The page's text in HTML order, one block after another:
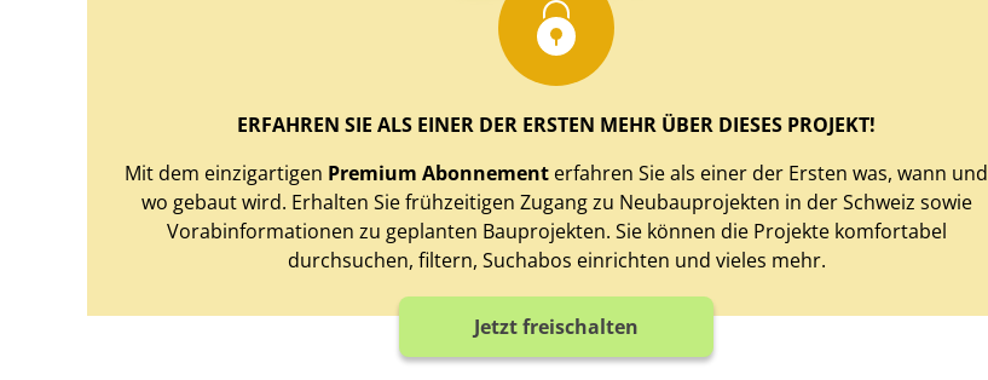
ERFAHREN SIE ALS EINER DER ERSTEN MEHR ÜBER DIESES PROJEKT!
Mit dem einzigartigen Premium Abonnement erfahren Sie als einer der Ersten was, wann und
wo gebaut wird. Erhalten Sie frühzeitigen Zugang zu Neubauprojekten in der Schweiz sowie
Vorabinformationen zu geplanten Bauprojekten. Sie können die Projekte komfortabel
durchsuchen, filtern, Suchabos einrichten und vieles mehr.
Jetzt freischalten